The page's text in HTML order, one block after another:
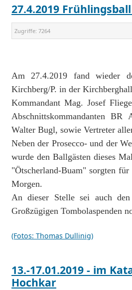
27.4.2019
Zugriffe: 7264
Am 27.4.2019 fand wieder
Kirchberg/P. in der
Kommandant Mag. Josef
Abschnittskommandanten BR
Walter Bugl, sowie Vertreter
Neben der Prosecco- und der
wurde den Ballgästen dieses
"Ötscherland-Buam" sorgten
Morgen.
An dieser Stelle sei auch
Großzügigen Tombolaspenden
(Fotos: Thomas Dullinig)
13.-17.01.2019 - im
Hochkar